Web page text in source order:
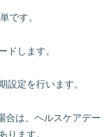
です。
ド します。
設定を行います。
合は、ヘルスケアデー
ります。